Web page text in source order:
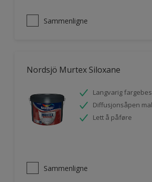
Sammenligne
Nordsjö Murtex Siloxane
Langvarig
Diffusjonsåpen
Lett å påføre
Sammenligne